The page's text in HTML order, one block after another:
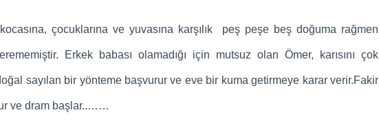
çocuklarına ve yuvasına karşılık peş peşe beş doğuma rağmen
Erkek babası olamadığı için mutsuz olan Ömer, karısını çok
sayılan bir yönteme başvurur ve eve bir kuma getirmeye karar verir.Fakir
ve dram başlar..……